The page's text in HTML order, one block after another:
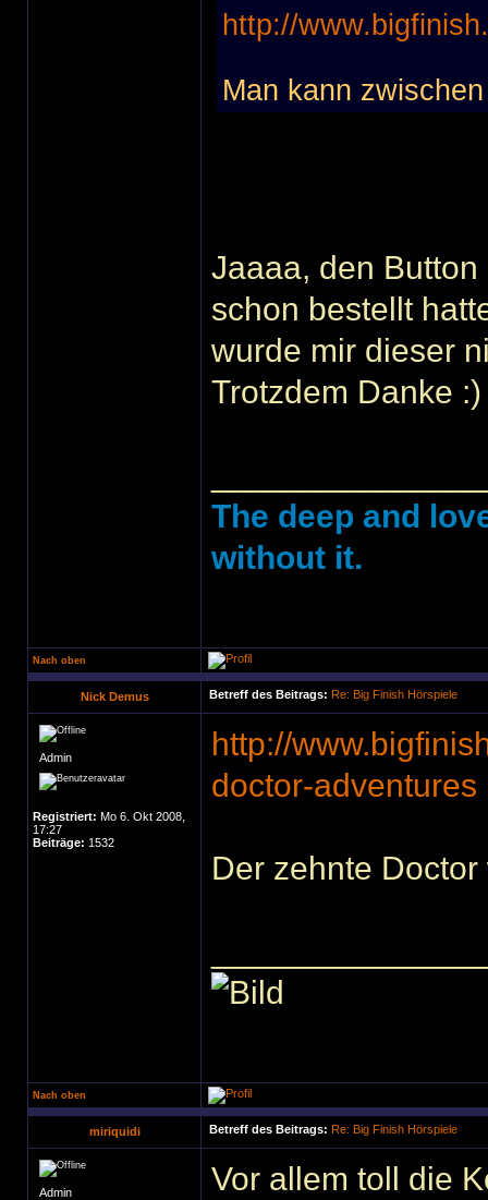
http://
Man kann
Jaaaa, den
schon bestellt
wurde mir dieser
Trotzdem Danke :)
The deep and
without it.
Nach oben
Nick Demus Betreff des Beitrags: Re: Big Finish Hörspiele
Admin
Registriert: Mo 6. Okt 2008,
17:27
Beiträge: 1532
http://
doctor-adventures
Der zehnte
Nach oben
miriquidi Betreff des Beitrags: Re: Big Finish Hörspiele
Admin
Vor allem toll die